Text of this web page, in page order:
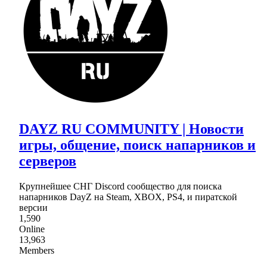
DAYZ RU COMMUNITY | Новости
игры, общение, поиск напарников и
серверов
Крупнейшее СНГ Discord сообщество для поиска
напарников DayZ на Steam, XBOX, PS4, и пиратской
версии
1,590
Online
13,963
Members